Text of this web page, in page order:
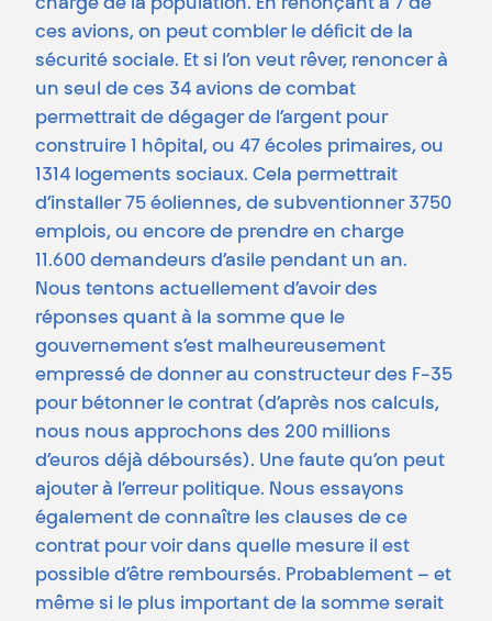
charge de la population. En renonçant à 7 de
ces avions, on peut combler le déficit de la
sécurité sociale. Et si l’on veut rêver, renoncer à
un seul de ces 34 avions de combat
permettrait de dégager de l’argent pour
construire 1 hôpital, ou 47 écoles primaires, ou
1314 logements sociaux. Cela permettrait
d’installer 75 éoliennes, de subventionner 3750
emplois, ou encore de prendre en charge
11.600 demandeurs d’asile pendant un an.
Nous tentons actuellement d’avoir des
réponses quant à la somme que le
gouvernement s’est malheureusement
empressé de donner au constructeur des F-35
pour bétonner le contrat (d’après nos calculs,
nous nous approchons des 200 millions
d’euros déjà déboursés). Une faute qu’on peut
ajouter à l’erreur politique. Nous essayons
également de connaître les clauses de ce
contrat pour voir dans quelle mesure il est
possible d’être remboursés. Probablement – et
même si le plus important de la somme serait